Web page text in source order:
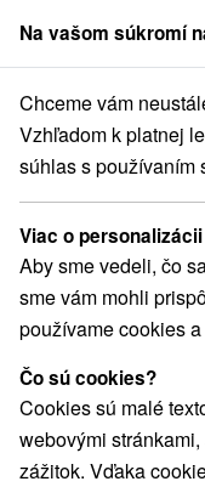
člen skupinySorger
ZRUŠENÁ
LAST
2018
Platnosť pobytu vypršala!
Hotel Satelit★★★
Piešťany
Navigovať do
Zariadenie je
Na vašom súkromí
Chceme vám
Vzhľadom k platnej
súhlas s používaním
Viac o
Aby sme vedeli, čo
sme vám mohli
používame cookies
Čo sú cookies?
Cookies sú malé
webovými
zážitok. Vďaka